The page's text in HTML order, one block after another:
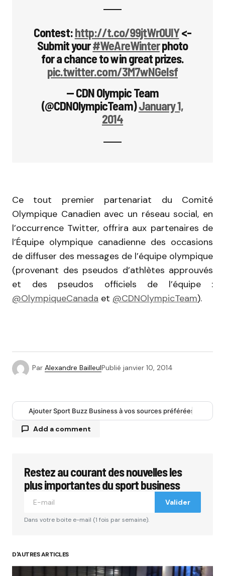
Contest:http://t.co/99jtWr0UlY<-
Submit your#WeAreWinterphoto
for a chance to win great prizes.
pic.twitter.com/3M7wNGeIsf
— CDN Olympic Team
(@CDNOlympicTeam)January 1,
2014
Ce tout premier partenariat du Comité
Olympique Canadien avec un réseau social, en
l’occurrence Twitter, offrira aux partenaires de
l’Équipe olympique canadienne des occasions
de diffuser des messages de l’équipe olympique
(provenant des pseudos d’athlètes approuvés
et des pseudos officiels de l’équipe :
@OlympiqueCanada et @CDNOlympicTeam).
Par Alexandre BailleulPublié janvier 10, 2014
Ajouter Sport Buzz Business à vos sources préférées
Add a comment
Votre adresse e-mail ne sera pas publiée.Les
champs obligatoires sont indiqués avec*
Restez au courant des nouvelles les
plus importantes du sport business
Valider
Dans votre boite e-mail (1 fois par semaine).
D'AUTRES ARTICLES